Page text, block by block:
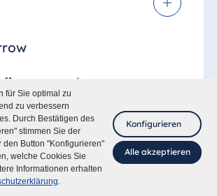
für Sie optimal zu
zu verbessern
Durch Bestätigen des
stimmen Sie der
den Button "Konfigurieren"
welche Cookies Sie
Informationen erhalten
.
Konfigurieren
Alle akzeptieren
des
Kinder- und
Rhein-
(täglich) gereinigte Zimmer
Fragen Sie mich